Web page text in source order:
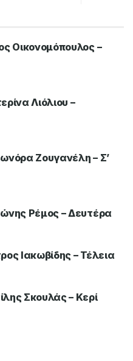
Οικονομόπουλος –
Λιόλιου –
Ζουγανέλη – Σ’
Ρέμος – Δευτέρα
Ιακωβίδης – Τέλεια
Σκουλάς – Κερί